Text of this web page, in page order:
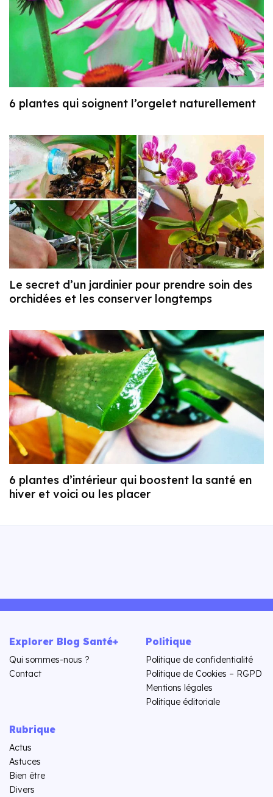
6 plantes qui soignent l’orgelet naturellement
Le secret d’un jardinier pour prendre soin des
orchidées et les conserver longtemps
6 plantes d’intérieur qui boostent la santé en
hiver et voici ou les placer
Explorer Blog Santé+
Qui sommes-nous ?
Contact
Politique
Politique de confidentialité
Politique de Cookies – RGPD
Mentions légales
Politique éditoriale
Rubrique
Actus
Astuces
Bien être
Divers